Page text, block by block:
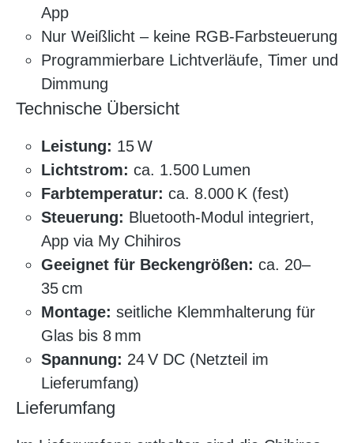
App
Nur Weißlicht – keine RGB-Farbsteuerung
Programmierbare Lichtverläufe, Timer und
Dimmung
Technische Übersicht
Leistung: 15 W
Lichtstrom: ca. 1.500 Lumen
Farbtemperatur: ca. 8.000 K (fest)
Steuerung: Bluetooth-Modul integriert,
App via My Chihiros
Geeignet für Beckengrößen: ca. 20–
35 cm
Montage: seitliche Klemmhalterung für
Glas bis 8 mm
Spannung: 24 V DC (Netzteil im
Lieferumfang)
Lieferumfang